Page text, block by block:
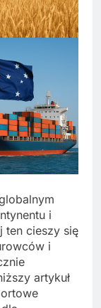
i
ten cieszy się
i
artykuł